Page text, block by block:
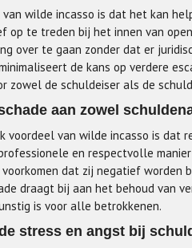
wilde incasso is dat het kan
op te treden bij het innen van
over te gaan zonder dat er
de kans op verdere
zowel de schuldeiser als de
aan zowel
voordeel van wilde incasso is dat
en respectvolle
dat zij negatief worden
draagt bij aan het behoud van
is voor alle betrokkenen.
stress en angst bij